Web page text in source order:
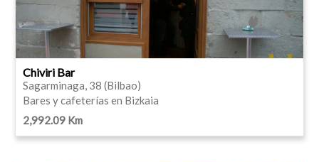
Chiviri Bar
Sagarminaga, 38 (Bilbao)
Bares y cafeterías en Bizkaia
2,992.09 Km